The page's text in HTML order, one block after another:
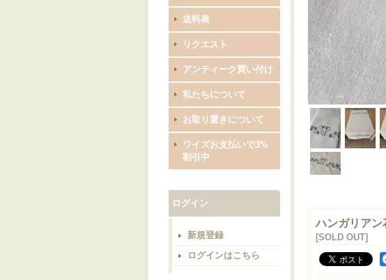
送料表
リクエスト
アンティーク買い付け
私たちについて
お取り置きについて
ワイズお支払いで3%
割引中
ログイン
新規登録
ログインはこちら
ハンガリアン
[SOLD OUT]